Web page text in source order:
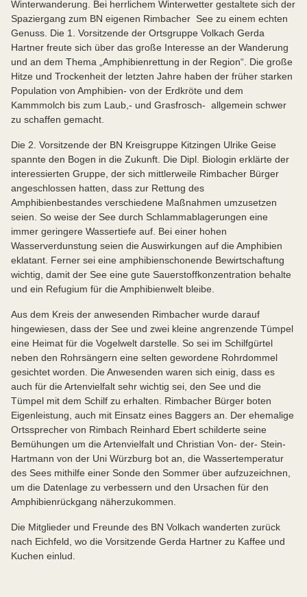
Winterwanderung. Bei herrlichem Winterwetter gestaltete sich der
Spaziergang zum BN eigenen Rimbacher See zu einem echten
Genuss. Die 1. Vorsitzende der Ortsgruppe Volkach Gerda
Hartner freute sich über das große Interesse an der Wanderung
und an dem Thema „Amphibienrettung in der Region“. Die große
Hitze und Trockenheit der letzten Jahre haben der früher starken
Population von Amphibien- von der Erdkröte und dem
Kammmolch bis zum Laub,- und Grasfrosch- allgemein schwer
zu schaffen gemacht.
Die 2. Vorsitzende der BN Kreisgruppe Kitzingen Ulrike Geise
spannte den Bogen in die Zukunft. Die Dipl. Biologin erklärte der
interessierten Gruppe, der sich mittlerweile Rimbacher Bürger
angeschlossen hatten, dass zur Rettung des
Amphibienbestandes verschiedene Maßnahmen umzusetzen
seien. So weise der See durch Schlammablagerungen eine
immer geringere Wassertiefe auf. Bei einer hohen
Wasserverdunstung seien die Auswirkungen auf die Amphibien
eklatant. Ferner sei eine amphibienschonende Bewirtschaftung
wichtig, damit der See eine gute Sauerstoffkonzentration behalte
und ein Refugium für die Amphibienwelt bleibe.
Aus dem Kreis der anwesenden Rimbacher wurde darauf
hingewiesen, dass der See und zwei kleine angrenzende Tümpel
eine Heimat für die Vogelwelt darstelle. So sei im Schilfgürtel
neben den Rohrsängern eine selten gewordene Rohrdommel
gesichtet worden. Die Anwesenden waren sich einig, dass es
auch für die Artenvielfalt sehr wichtig sei, den See und die
Tümpel mit dem Schilf zu erhalten. Rimbacher Bürger boten
Eigenleistung, auch mit Einsatz eines Baggers an. Der ehemalige
Ortssprecher von Rimbach Reinhard Ebert schilderte seine
Bemühungen um die Artenvielfalt und Christian Von- der- Stein-
Hartmann von der Uni Würzburg bot an, die Wassertemperatur
des Sees mithilfe einer Sonde den Sommer über aufzuzeichnen,
um die Datenlage zu verbessern und den Ursachen für den
Amphibienrückgang näherzukommen.
Die Mitglieder und Freunde des BN Volkach wanderten zurück
nach Eichfeld, wo die Vorsitzende Gerda Hartner zu Kaffee und
Kuchen einlud.